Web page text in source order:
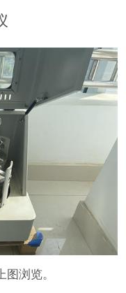
浏览。